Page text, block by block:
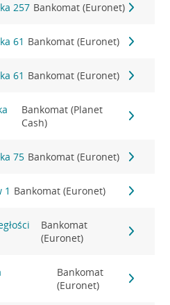
257 Bankomat (Euronet)
61 Bankomat (Euronet)
61 Bankomat (Euronet)
Bankomat (Planet
Cash)
75 Bankomat (Euronet)
1 Bankomat (Euronet)
Bankomat
(Euronet)
Bankomat
(Euronet)